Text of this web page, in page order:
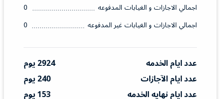
اجمالي الاجازات و الغيابات المدفوعه
0
اجمالي الاجازات و الغيابات غير المدفوعه
0
عدد ايام الخدمه
2924 يوم
عدد ايام الآجازات
240 يوم
عدد ايام نهايه الخدمه
153 يوم